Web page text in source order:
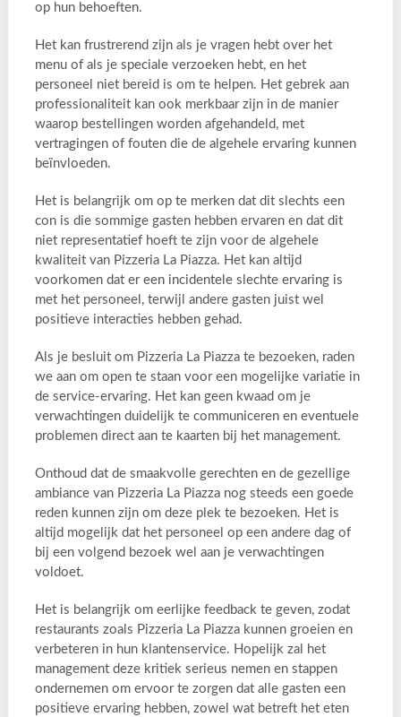
op hun behoeften.
Het kan frustrerend zijn als je vragen hebt over het
menu of als je speciale verzoeken hebt, en het
personeel niet bereid is om te helpen. Het gebrek aan
professionaliteit kan ook merkbaar zijn in de manier
waarop bestellingen worden afgehandeld, met
vertragingen of fouten die de algehele ervaring kunnen
beïnvloeden.
Het is belangrijk om op te merken dat dit slechts een
con is die sommige gasten hebben ervaren en dat dit
niet representatief hoeft te zijn voor de algehele
kwaliteit van Pizzeria La Piazza. Het kan altijd
voorkomen dat er een incidentele slechte ervaring is
met het personeel, terwijl andere gasten juist wel
positieve interacties hebben gehad.
Als je besluit om Pizzeria La Piazza te bezoeken, raden
we aan om open te staan voor een mogelijke variatie in
de service-ervaring. Het kan geen kwaad om je
verwachtingen duidelijk te communiceren en eventuele
problemen direct aan te kaarten bij het management.
Onthoud dat de smaakvolle gerechten en de gezellige
ambiance van Pizzeria La Piazza nog steeds een goede
reden kunnen zijn om deze plek te bezoeken. Het is
altijd mogelijk dat het personeel op een andere dag of
bij een volgend bezoek wel aan je verwachtingen
voldoet.
Het is belangrijk om eerlijke feedback te geven, zodat
restaurants zoals Pizzeria La Piazza kunnen groeien en
verbeteren in hun klantenservice. Hopelijk zal het
management deze kritiek serieus nemen en stappen
ondernemen om ervoor te zorgen dat alle gasten een
positieve ervaring hebben, zowel wat betreft het eten